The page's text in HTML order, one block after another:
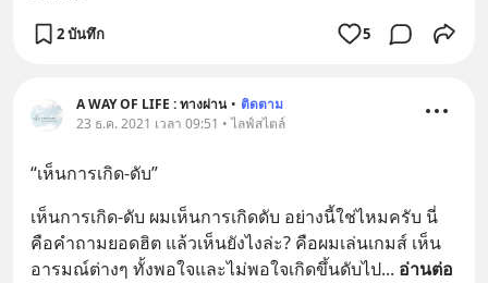
2 บันทึก 5
A WAY OF LIFE : ทางผ่าน • ติดตาม
23 ธ.ค. 2021 เวลา 09:51 • ไลฟ์สไตล์
“เห็นการเกิด-ดับ”
เห็นการเกิด-ดับ ผมเห็นการเกิดดับ อย่างนี้ใช่ไหมครับ นี่
คือคำถามยอดฮิต แล้วเห็นยังไงล่ะ? คือผมเล่นเกมส์ เห็น
อารมณ์ต่างๆ ทั้งพอใจและไม่พอใจเกิดขึ้นดับไป... อ่านต่อ